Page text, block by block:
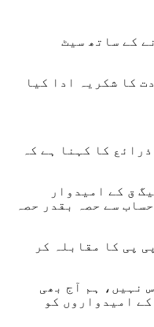
کے ساتھ سیٹ
قیادت کا شکریہ ادا کیا
کا کہنا ہے کہ
اور کہا کہ 2018 میں جہاں جہاں سے مسلم لیگ ق کے امیدوار
سے حصہ بقدر حصہ
پی کا مقابلہ کر
نہیں، ہم آج بھی
امیدواروں کو